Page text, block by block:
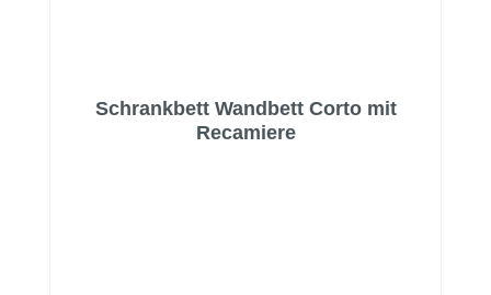
Schrankbett Wandbett Corto mit
Recamiere